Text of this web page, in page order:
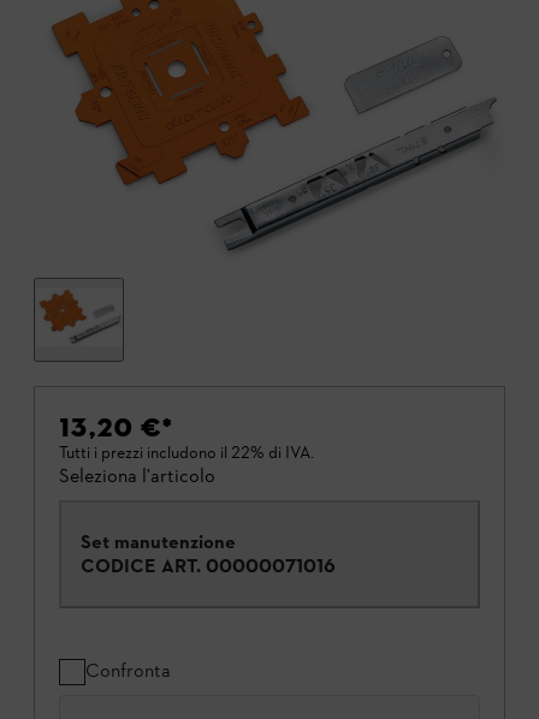
13,20 €*
Tutti i prezzi includono il 22% di IVA.
Seleziona l'articolo
Set manutenzione
CODICE ART. 00000071016
Confronta